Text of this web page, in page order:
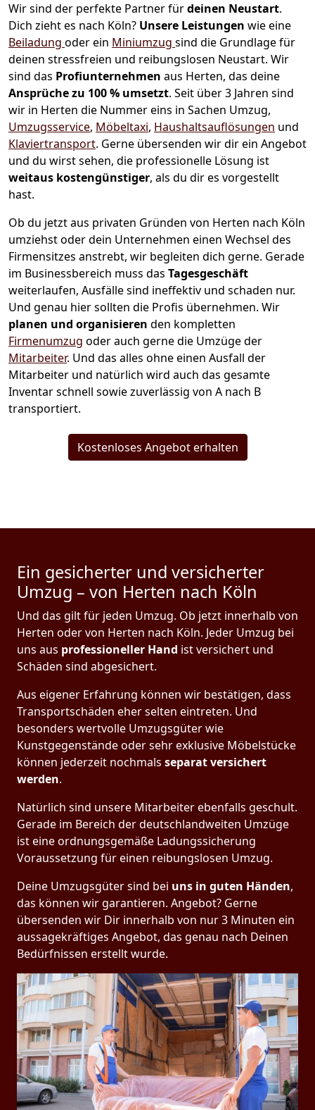
Wir sind der perfekte Partner fürdeinen Neustart.
Dich zieht es nach Köln? Unsere Leistungen wie eine
Beiladung oder ein Miniumzug sind die Grundlage für
deinen stressfreien und reibungslosen Neustart. Wir
sind das Profiunternehmen aus Herten, das deine
Ansprüche zu 100% umsetzt. Seit über 3 Jahren sind
wir in Herten die Nummer eins in Sachen Umzug,
Umzugsservice, Möbeltaxi, Haushaltsauflösungen und
Klaviertransport. Gerne übersenden wir dir ein Angebot
und du wirst sehen, die professionelle Lösung ist
weitaus kostengünstiger, als du dir es vorgestellt
hast.
Ob du jetzt aus privaten Gründen von Herten nach Köln
umziehst oder dein Unternehmen einen Wechsel des
Firmensitzes anstrebt, wir begleiten dich gerne. Gerade
im Businessbereich muss das Tagesgeschäft
weiterlaufen, Ausfälle sind ineffektiv und schaden nur.
Und genau hier sollten die Profis übernehmen. Wir
planen und organisieren den kompletten
Firmenumzug oder auch gerne die Umzüge der
Mitarbeiter. Und das alles ohne einen Ausfall der
Mitarbeiter und natürlich wird auch das gesamte
Inventar schnell sowie zuverlässig von A nach B
transportiert.
Kostenloses Angebot erhalten
Ein gesicherter und versicherter
Umzug – von Herten nach Köln
Und das gilt für jeden Umzug. Ob jetzt innerhalb von
Herten oder von Herten nach Köln. Jeder Umzug bei
uns aus professioneller Hand ist versichert und
Schäden sind abgesichert.
Aus eigener Erfahrung können wir bestätigen, dass
Transportschäden eher selten eintreten. Und
besonders wertvolle Umzugsgüter wie
Kunstgegenstände oder sehr exklusive Möbelstücke
können jederzeit nochmals separat versichert
werden.
Natürlich sind unsere Mitarbeiter ebenfalls geschult.
Gerade im Bereich der deutschlandweiten Umzüge
ist eine ordnungsgemäße Ladungssicherung
Voraussetzung für einen reibungslosen Umzug.
Deine Umzugsgüter sind bei uns in guten Händen,
das können wir garantieren. Angebot? Gerne
übersenden wir Dir innerhalb von nur 3 Minuten ein
aussagekräftiges Angebot, das genau nach Deinen
Bedürfnissen erstellt wurde.